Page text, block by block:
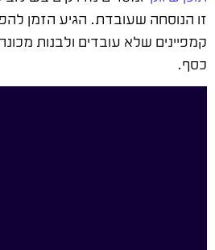
זו הנוסחה שעובדת. הגיע הזמן
קמפיינים שלא עובדים ולבנות
כסף.